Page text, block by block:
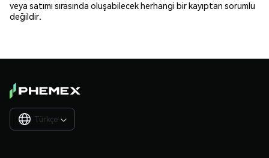
veya satımı sırasında oluşabilecek herhangi bir kayıptan sorumlu
değildir.
Türkçe 